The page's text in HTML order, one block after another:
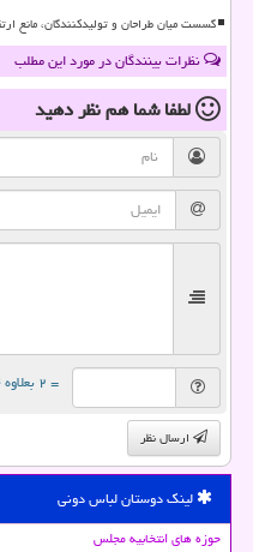
گسست میان طراحان و تولیدکنندگان، مانع
نظرات بینندگان در مورد این مطلب
لطفا شما همنظر دهید
= ۲ بعلاوه ۴
ارسال نظر
لینک دوستان لباس دونی
حوزه های انتخابیه مجلس